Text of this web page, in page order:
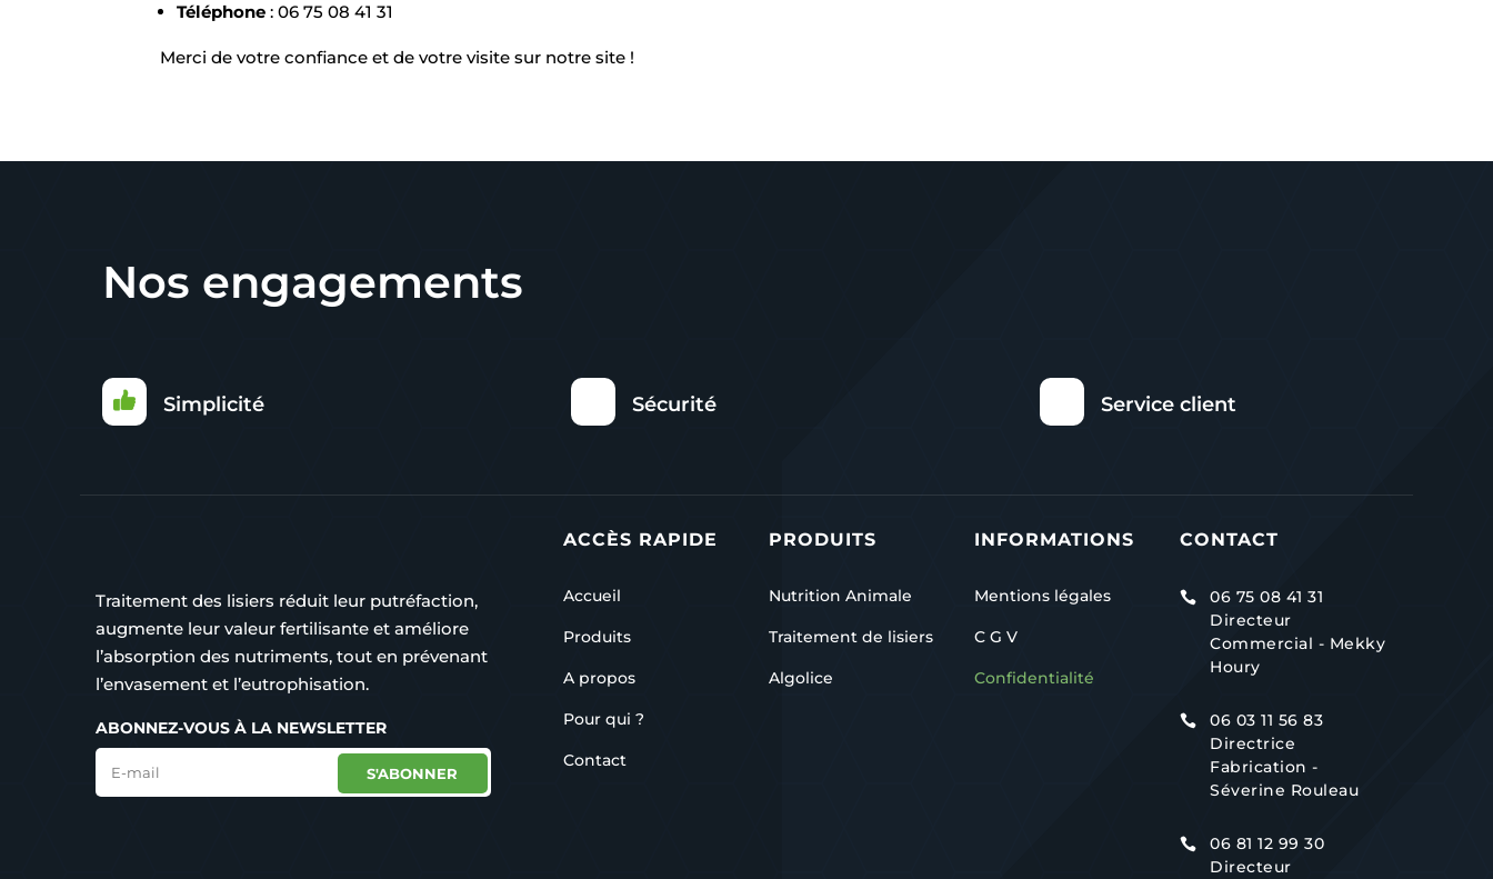
Téléphone : 06 75 08 41 31
Merci de votre confiance et de votre visite sur notre site !
Nos engagements
Simplicité Sécurité Service client
Traitement des lisiers réduit leur putréfaction,
augmente leur valeur fertilisante et améliore
l’absorption des nutriments, tout en prévenant
l’envasement et l’eutrophisation.
ABONNEZ-VOUS À LA NEWSLETTER
S'ABONNER
ACCÈS RAPIDE
Accueil
Produits
A propos
Pour qui ?
Contact
PRODUITS
Nutrition Animale
Traitement de lisiers
Algolice
INFORMATIONS
Mentions légales
C G V
Confidentialité
CONTACT

06 75 08 41 31
Directeur
Commercial - Mekky
Houry

06 03 11 56 83
Directrice
Fabrication -
Séverine Rouleau

06 81 12 99 30
Directeur